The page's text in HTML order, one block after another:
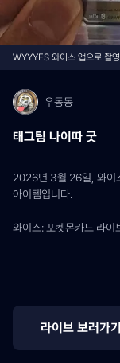
WYYYES 와이스 앱으로 촬
우동동
태그팀 나이따 굿
2026년 3월 26일, 와이
아이템입니다.
와이스: 포켓몬카드 라
라이브 보러가기